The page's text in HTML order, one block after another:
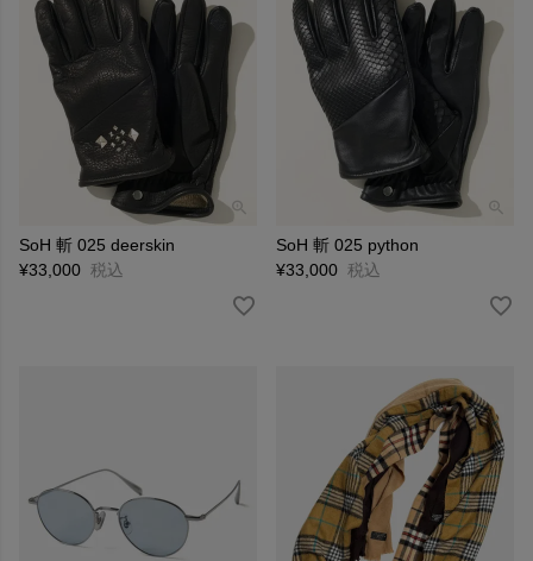
SoH 斬 025 deerskin
¥33,000 税込
SoH 斬 025 python
¥33,000 税込